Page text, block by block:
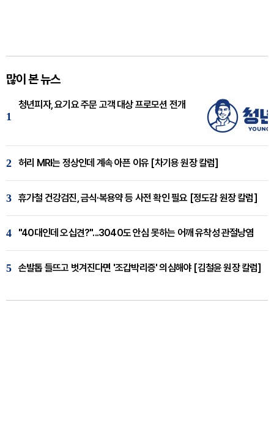
많이 본 뉴스
1
청년피자, 요기요 주문 고객 대상 프로모션 전개
2 허리 MRI는 정상인데 계속 아픈 이유 [차기용 원장 칼럼]
3 휴가철 건강검진, 금식·복용약 등 사전 확인 필요 [정도감 원장 칼럼]
4 "40대인데 오십견?"...3040도 안심 못하는 어깨 유착성 관절낭염
5 손발톱 들뜨고 벗겨진다면 '조갑박리증' 의심해야 [김철윤 원장 칼럼]